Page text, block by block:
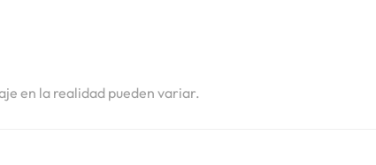
en la realidad pueden variar.